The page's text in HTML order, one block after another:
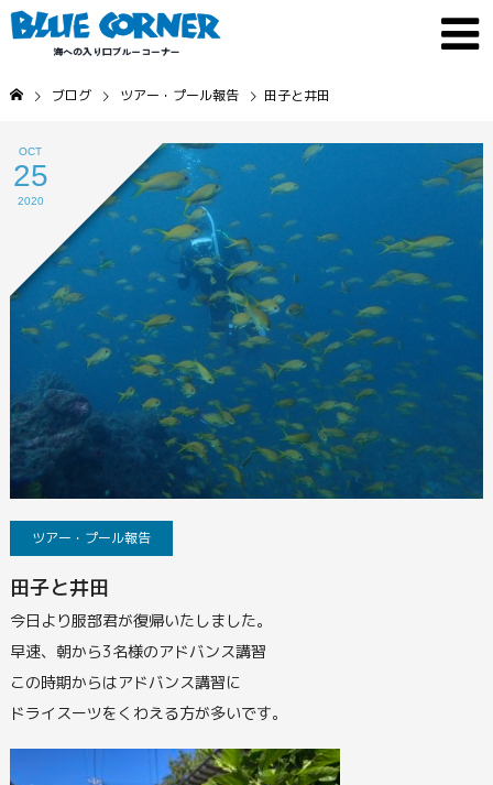
ブログ ツアー・プール報告 田子と井田
OCT
25
2020
ツアー・プール報告
田子と井田
今日より服部君が復帰いたしました。
早速、朝から3名様のアドバンス講習
この時期からはアドバンス講習に
ドライスーツをくわえる方が多いです。